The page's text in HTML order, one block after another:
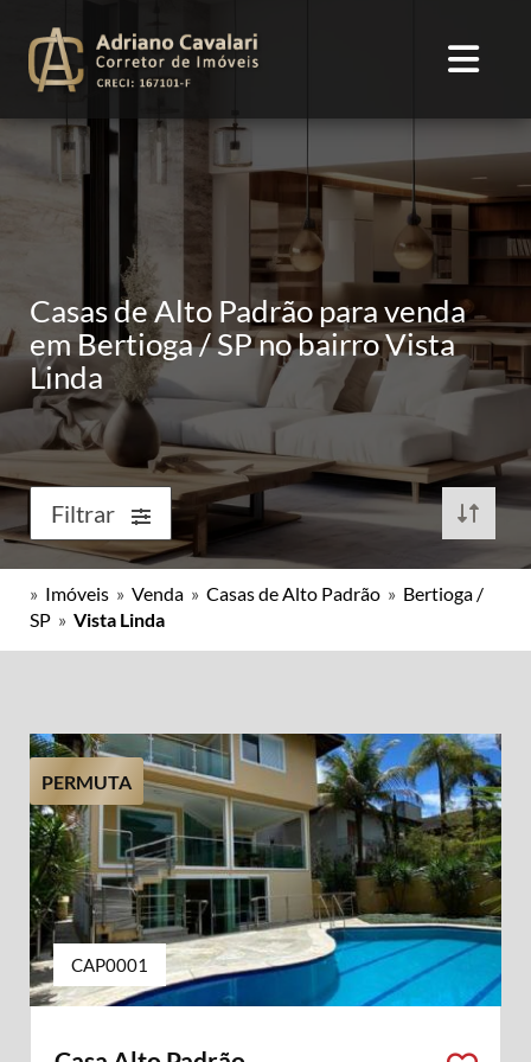
Casas de Alto Padrão para venda
em Bertioga / SP no bairro Vista
Linda
Filtrar
» Imóveis » Venda » Casas de Alto Padrão » Bertioga /
SP » Vista Linda
PERMUTA
CAP0001